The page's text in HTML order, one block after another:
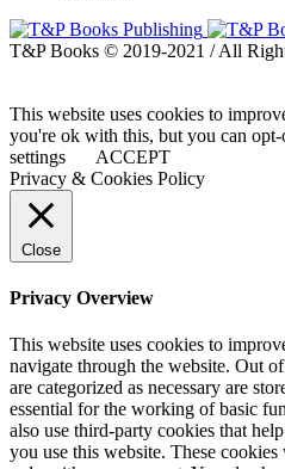
T&P Books © 2019-2021 / All
This website uses cookies to
you're ok with this, but you can
settings
ACCEPT
Privacy & Cookies Policy
Close
Privacy Overview
This website uses cookies to
navigate through the website. Out
are categorized as necessary are
essential for the working of basic
also use third-party cookies that
you use this website. These